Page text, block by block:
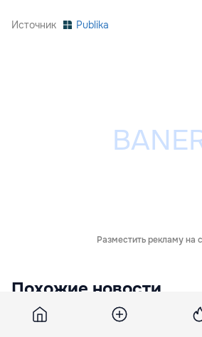
Источник Publika
Разместить рекламу на
Похожие новости